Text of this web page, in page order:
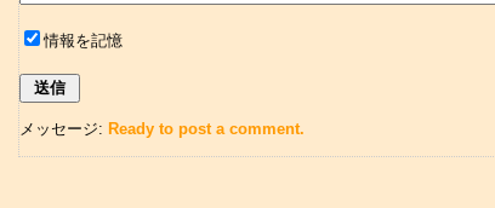
情報を記憶
メッセージ: Ready to post a comment.